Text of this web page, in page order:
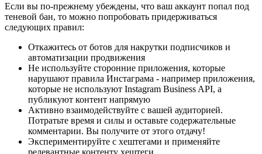
Если вы по-прежнему убеждены, что ваш аккаунт попал под
теневой бан, то можно попробовать придерживаться
следующих правил:
Откажитесь от ботов для накрутки подписчиков и
автоматизации продвижения
Не используйте сторонние приложения, которые
нарушают правила Инстаграма - например приложения,
которые не используют Instagram Business API, а
публикуют контент напрямую
Активно взаимодействуйте с вашей аудиторией.
Потратьте время и силы и оставьте содержательные
комментарии. Вы получите от этого отдачу!
Экспериментируйте с хештегами и применяйте
релевантные контенту хештеги.